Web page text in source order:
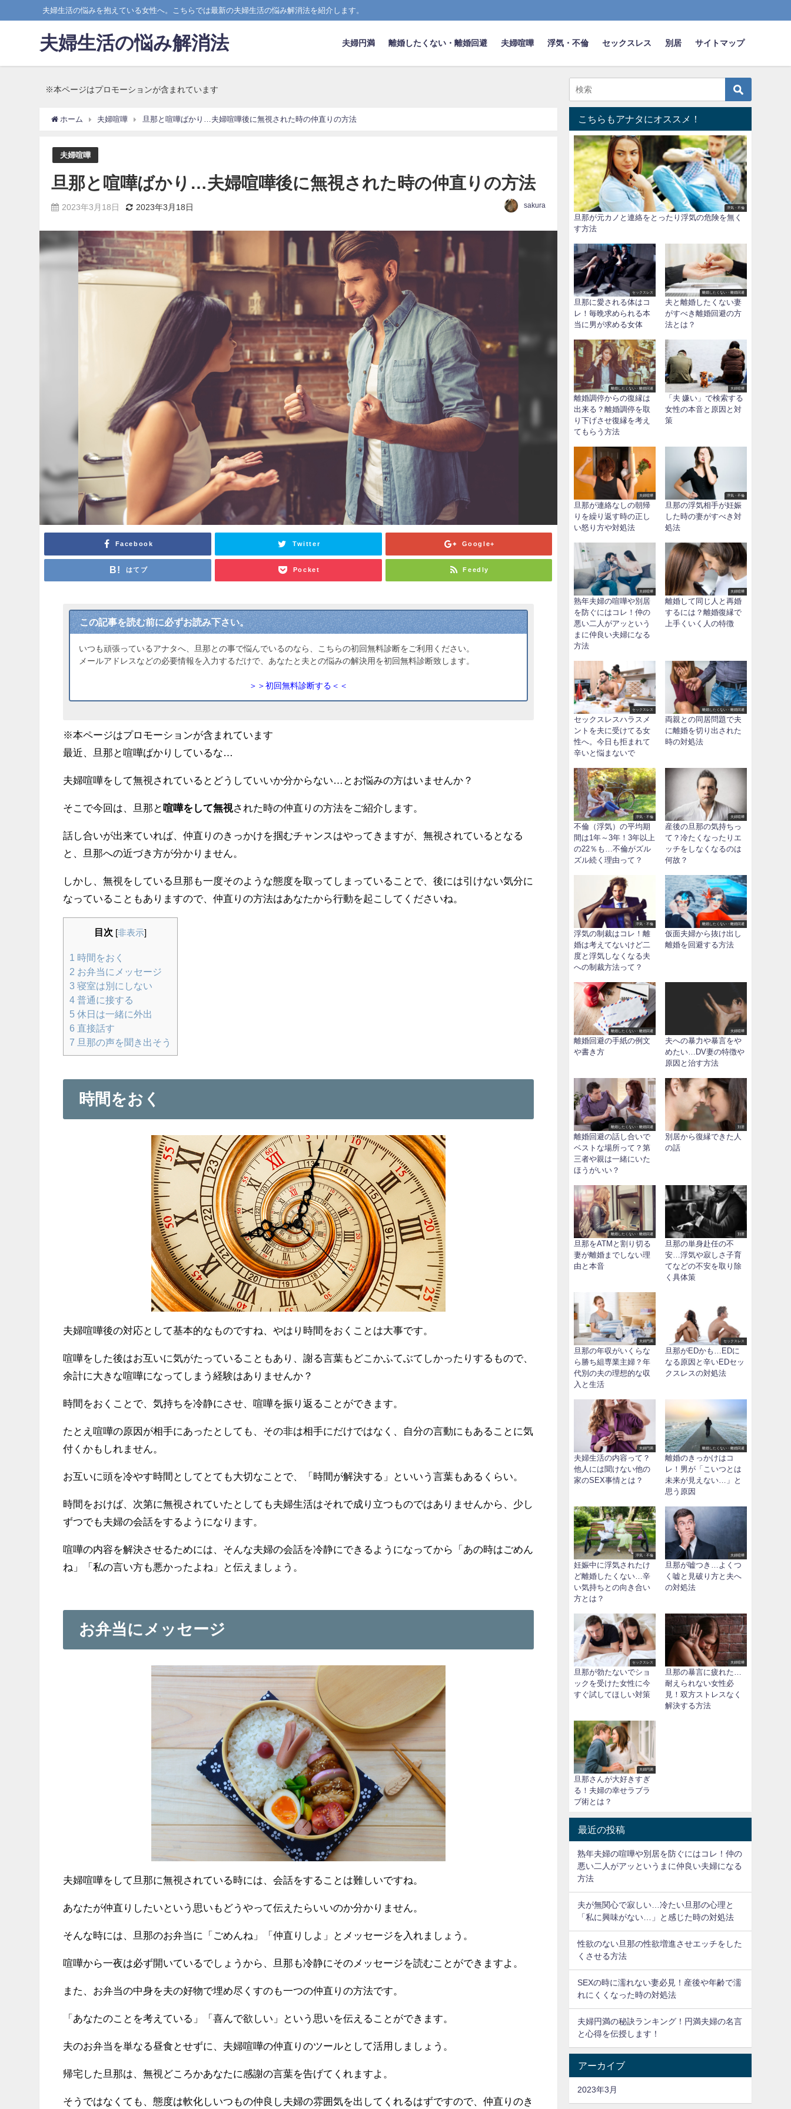
夫婦生活の悩みを抱えている女性へ。こちらでは最新の夫婦生活の悩み解消法を紹介します。
夫婦生活の悩み解消法 夫婦円満 離婚したくない・離婚回避 夫婦喧嘩 浮気・不倫 セックスレス 別居 サイトマップ
※本ページはプロモーションが含まれています
ホーム 夫婦喧嘩 旦那と喧嘩ばかり…夫婦喧嘩後に無視された時の仲直りの方法
夫婦喧嘩
旦那と喧嘩ばかり…夫婦喧嘩後に無視された時の仲直りの方法
2023年3月18日 2023年3月18日 sakura
Facebook Twitter Google+
はてブ Pocket Feedly
この記事を読む前に必ずお読み下さい。
いつも頑張っているアナタへ、旦那との事で悩んでいるのなら、こちらの初回無料診断をご利用ください。
メールアドレスなどの必要情報を入力するだけで、あなたと夫との悩みの解決用を初回無料診断致します。
＞＞初回無料診断する＜＜
※本ページはプロモーションが含まれています
最近、旦那と喧嘩ばかりしているな…
夫婦喧嘩をして無視されているとどうしていいか分からない…とお悩みの方はいませんか？
そこで今回は、旦那と 喧嘩をして無視された時の仲直りの方法をご紹介します。
話し合いが出来ていれば、仲直りのきっかけを掴むチャンスはやってきますが、無視されているとなる
と、旦那への近づき方が分かりません。
しかし、無視をしている旦那も一度そのような態度を取ってしまっていることで、後には引けない気分に
なっていることもありますので、仲直りの方法はあなたから行動を起こしてくださいね。
目次 [非表示]
1
時間をおく
2 お弁当にメッセージ
3 寝室は別にしない
4 普通に接する
5 休日は一緒に外出
6 直接話す
7 旦那の声を聞き出そう
時間をおく
夫婦喧嘩後の対応として基本的なものですね、やはり時間をおくことは大事です。
喧嘩をした後はお互いに気がたっていることもあり、謝る言葉もどこかふてぶてしかったりするもので、
余計に大きな喧嘩になってしまう経験はありませんか？
時間をおくことで、気持ちを冷静にさせ、喧嘩を振り返ることができます。
たとえ喧嘩の原因が相手にあったとしても、その非は相手にだけではなく、自分の言動にもあることに気
付くかもしれません。
お互いに頭を冷やす時間としてとても大切なことで、「時間が解決する」といいう言葉もあるくらい。
時間をおけば、次第に無視されていたとしても夫婦生活はそれで成り立つものではありませんから、少し
ずつでも夫婦の会話をするようになります。
喧嘩の内容を解決させるためには、そんな夫婦の会話を冷静にできるようになってから「あの時はごめん
ね」「私の言い方も悪かったよね」と伝えましょう。
お弁当にメッセージ
夫婦喧嘩をして旦那に無視されている時には、会話をすることは難しいですね。
あなたが仲直りしたいという思いもどうやって伝えたらいいのか分かりません。
そんな時には、旦那のお弁当に「ごめんね」「仲直りしよ」とメッセージを入れましょう。
喧嘩から一夜は必ず開いているでしょうから、旦那も冷静にそのメッセージを読むことができますよ。
また、お弁当の中身を夫の好物で埋め尽くすのも一つの仲直りの方法です。
「あなたのことを考えている」「喜んで欲しい」という思いを伝えることができます。
夫のお弁当を単なる昼食とせずに、夫婦喧嘩の仲直りのツールとして活用しましょう。
帰宅した旦那は、無視どころかあなたに感謝の言葉を告げてくれますよ。
そうではなくても、態度は軟化しいつもの仲良し夫婦の雰囲気を出してくれるはずですので、仲直りのき
こちらもアナタにオススメ！
浮気・不倫
旦那が元カノと連絡をとったり浮気の危険を無く
す方法
セックスレス
旦那に愛される体はコ
レ！毎晩求められる本
当に男が求める女体
離婚したくない・離婚回避
夫と離婚したくない妻
がすべき離婚回避の方
法とは？
離婚したくない・離婚回避
離婚調停からの復縁は
出来る？離婚調停を取
り下げさせ復縁を考え
てもらう方法
夫婦喧嘩
「夫 嫌い」で検索する
女性の本音と原因と対
策
夫婦喧嘩
旦那が連絡なしの朝帰
りを繰り返す時の正し
い怒り方や対処法
浮気・不倫
旦那の浮気相手が妊娠
した時の妻がすべき対
処法
夫婦喧嘩
熟年夫婦の喧嘩や別居
を防ぐにはコレ！仲の
悪い二人がアッという
まに仲良い夫婦になる
方法
夫婦喧嘩
離婚して同じ人と再婚
するには？離婚復縁で
上手くいく人の特徴
セックスレス
セックスレスハラスメ
ントを夫に受けてる女
性へ。今日も拒まれて
辛いと悩まないで
離婚したくない・離婚回避
両親との同居問題で夫
に離婚を切り出された
時の対処法
浮気・不倫
不倫（浮気）の平均期
間は1年～3年！3年以上
の22％も…不倫がズル
ズル続く理由って？
夫婦喧嘩
産後の旦那の気持ちっ
て？冷たくなったりエ
ッチをしなくなるのは
何故？
浮気・不倫
浮気の制裁はコレ！離
婚は考えてないけど二
度と浮気しなくなる夫
への制裁方法って？
離婚したくない・離婚回避
仮面夫婦から抜け出し
離婚を回避する方法
離婚したくない・離婚回避
離婚回避の手紙の例文
や書き方
夫婦喧嘩
夫への暴力や暴言をや
めたい…DV妻の特徴や
原因と治す方法
離婚したくない・離婚回避
離婚回避の話し合いで
ベストな場所って？第
三者や親は一緒にいた
ほうがいい？
別居
別居から復縁できた人
の話
離婚したくない・離婚回避
旦那をATMと割り切る
妻が離婚までしない理
由と本音
別居
旦那の単身赴任の不
安…浮気や寂しさ子育
てなどの不安を取り除
く具体策
夫婦円満
旦那の年収がいくらな
ら勝ち組専業主婦？年
代別の夫の理想的な収
入と生活
セックスレス
旦那がEDかも…EDに
なる原因と辛いEDセッ
クスレスの対処法
夫婦円満
夫婦生活の内容って？
他人には聞けない他の
家のSEX事情とは？
離婚したくない・離婚回避
離婚のきっかけはコ
レ！男が「こいつとは
未来が見えない…」と
思う原因
浮気・不倫
妊娠中に浮気されたけ
ど離婚したくない…辛
い気持ちとの向き合い
方とは？
夫婦喧嘩
旦那が嘘つき…よくつ
く嘘と見破り方と夫へ
の対処法
セックスレス
旦那が勃たないでショ
ックを受けた女性に今
すぐ試してほしい対策
夫婦喧嘩
旦那の暴言に疲れた…
耐えられない女性必
見！双方ストレスなく
解決する方法
夫婦円満
旦那さんが大好きすぎ
る！夫婦の幸せラブラ
ブ術とは？
最近の投稿
熟年夫婦の喧嘩や別居を防ぐにはコレ！仲の
悪い二人がアッというまに仲良い夫婦になる
方法
夫が無関心で寂しい…冷たい旦那の心理と
「私に興味がない…」と感じた時の対処法
性欲のない旦那の性欲増進させエッチをした
くさせる方法
SEXの時に濡れない妻必見！産後や年齢で濡
れにくくなった時の対処法
夫婦円満の秘訣ランキング！円満夫婦の名言
と心得を伝授します！
アーカイブ
2023年3月